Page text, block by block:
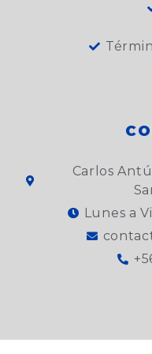
Carlos
Lunes a